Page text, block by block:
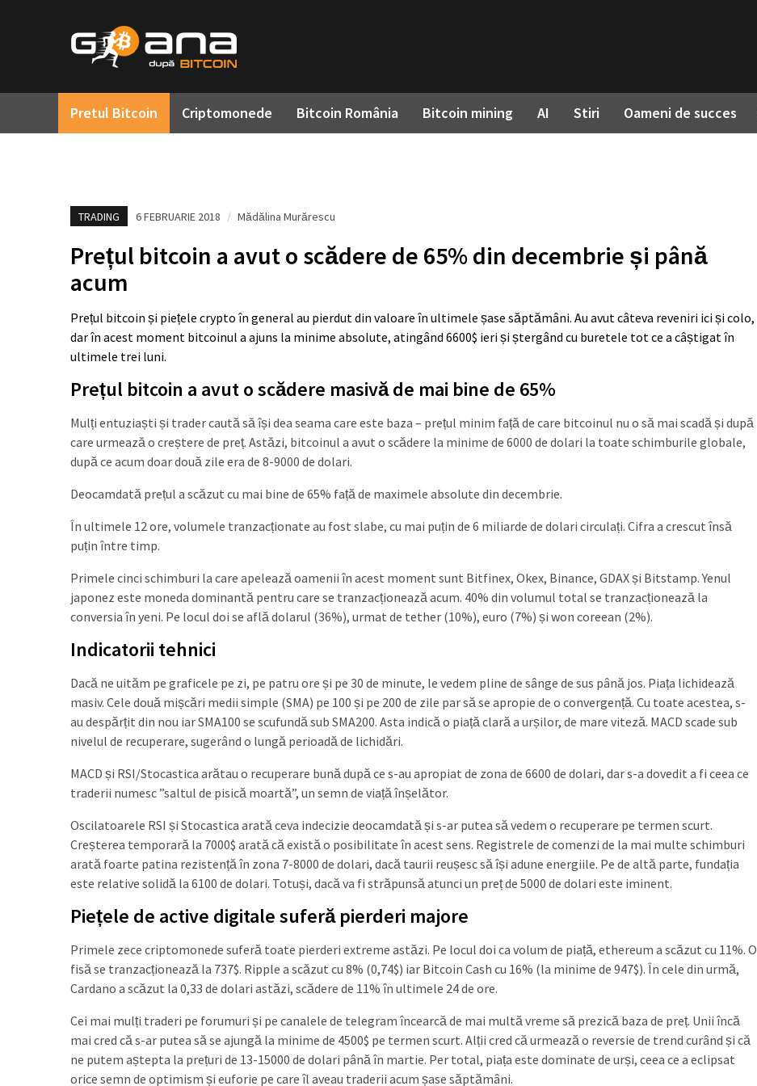
Pretul Bitcoin Criptomonede Bitcoin România Bitcoin mining AI Stiri Oameni de succes
TRADING 6 FEBRUARIE 2018 / Mădălina Murărescu
Prețul bitcoin a avut o scădere de 65% din decembrie și până
acum
Prețul bitcoin și piețele crypto în general au pierdut din valoare în ultimele șase săptămâni. Au avut câteva reveniri ici și colo,
dar în acest moment bitcoinul a ajuns la minime absolute, atingând 6600$ ieri și ștergând cu buretele tot ce a câștigat în
ultimele trei luni.
Prețul bitcoin a avut o scădere masivă de mai bine de 65%
Mulți entuziaști și trader caută să își dea seama care este baza – prețul minim față de care bitcoinul nu o să mai scadă și după
care urmează o creștere de preț. Astăzi, bitcoinul a avut o scădere la minime de 6000 de dolari la toate schimburile globale,
după ce acum doar două zile era de 8-9000 de dolari.
Deocamdată prețul a scăzut cu mai bine de 65% față de maximele absolute din decembrie.
În ultimele 12 ore, volumele tranzacționate au fost slabe, cu mai puțin de 6 miliarde de dolari circulați. Cifra a crescut însă
puțin între timp.
Primele cinci schimburi la care apelează oamenii în acest moment sunt Bitfinex, Okex, Binance, GDAX și Bitstamp. Yenul
japonez este moneda dominantă pentru care se tranzacționează acum. 40% din volumul total se tranzacționează la
conversia în yeni. Pe locul doi se află dolarul (36%), urmat de tether (10%), euro (7%) și won coreean (2%).
Indicatorii tehnici
Dacă ne uităm pe graficele pe zi, pe patru ore și pe 30 de minute, le vedem pline de sânge de sus până jos. Piața lichidează
masiv. Cele două mișcări medii simple (SMA) pe 100 și pe 200 de zile par să se apropie de o convergență. Cu toate acestea, s-
au despărțit din nou iar SMA100 se scufundă sub SMA200. Asta indică o piață clară a urșilor, de mare viteză. MACD scade sub
nivelul de recuperare, sugerând o lungă perioadă de lichidări.
MACD și RSI/Stocastica arătau o recuperare bună după ce s-au apropiat de zona de 6600 de dolari, dar s-a dovedit a fi ceea ce
traderii numesc ”saltul de pisică moartă”, un semn de viață înșelător.
Oscilatoarele RSI și Stocastica arată ceva indecizie deocamdată și s-ar putea să vedem o recuperare pe termen scurt.
Creșterea temporară la 7000$ arată că există o posibilitate în acest sens. Registrele de comenzi de la mai multe schimburi
arată foarte patina rezistență în zona 7-8000 de dolari, dacă taurii reușesc să își adune energiile. Pe de altă parte, fundația
este relative solidă la 6100 de dolari. Totuși, dacă va fi străpunsă atunci un preț de 5000 de dolari este iminent.
Piețele de active digitale suferă pierderi majore
Primele zece criptomonede suferă toate pierderi extreme astăzi. Pe locul doi ca volum de piață, ethereum a scăzut cu 11%. O
fisă se tranzacționează la 737$. Ripple a scăzut cu 8% (0,74$) iar Bitcoin Cash cu 16% (la minime de 947$). În cele din urmă,
Cardano a scăzut la 0,33 de dolari astăzi, scădere de 11% în ultimele 24 de ore.
Cei mai mulți traderi pe forumuri și pe canalele de telegram încearcă de mai multă vreme să prezică baza de preț. Unii încă
mai cred că s-ar putea să se ajungă la minime de 4500$ pe termen scurt. Alții cred că urmează o reversie de trend curând și că
ne putem aștepta la prețuri de 13-15000 de dolari până în martie. Per total, piața este dominate de urși, ceea ce a eclipsat
orice semn de optimism și euforie pe care îl aveau traderii acum șase săptămâni.